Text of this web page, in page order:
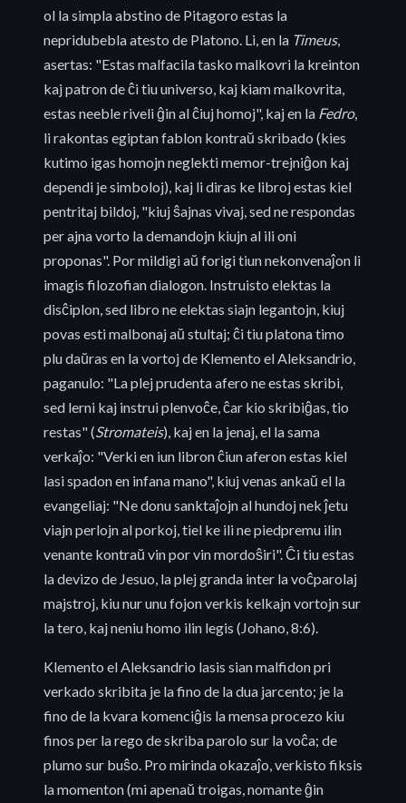
ol la simpla abstino de Pitagoro estas la
nepridubebla atesto de Platono. Li, en la Timeus,
asertas: "Estas malfacila tasko malkovri la kreinton
kaj patron de ĉi tiu universo, kaj kiam malkovrita,
estas neeble riveli ĝin al ĉiuj homoj", kaj en la Fedro,
li rakontas egiptan fablon kontraŭ skribado (kies
kutimo igas homojn neglekti memor-trejniĝon kaj
dependi je simboloj), kaj li diras ke libroj estas kiel
pentritaj bildoj, "kiuj ŝajnas vivaj, sed ne respondas
per ajna vorto la demandojn kiujn al ili oni
proponas". Por mildigi aŭ forigi tiun nekonvenaĵon li
imagis filozofian dialogon. Instruisto elektas la
disĉiplon, sed libro ne elektas siajn legantojn, kiuj
povas esti malbonaj aŭ stultaj; ĉi tiu platona timo
plu daŭras en la vortoj de Klemento el Aleksandrio,
paganulo: "La plej prudenta afero ne estas skribi,
sed lerni kaj instrui plenvoĉe, ĉar kio skribiĝas, tio
restas" (Stromateis), kaj en la jenaj, el la sama
verkaĵo: "Verki en iun libron ĉiun aferon estas kiel
lasi spadon en infana mano", kiuj venas ankaŭ el la
evangeliaj: "Ne donu sanktaĵojn al hundoj nek ĵetu
viajn perlojn al porkoj, tiel ke ili ne piedpremu ilin
venante kontraŭ vin por vin mordoŝiri". Ĉi tiu estas
la devizo de Jesuo, la plej granda inter la voĉparolaj
majstroj, kiu nur unu fojon verkis kelkajn vortojn sur
la tero, kaj neniu homo ilin legis (Johano, 8:6).
Klemento el Aleksandrio lasis sian malfidon pri
verkado skribita je la fino de la dua jarcento; je la
fino de la kvara komenciĝis la mensa procezo kiu
finos per la rego de skriba parolo sur la voĉa; de
plumo sur buŝo. Pro mirinda okazaĵo, verkisto fiksis
la momenton (mi apenaŭ troigas, nomante ĝin